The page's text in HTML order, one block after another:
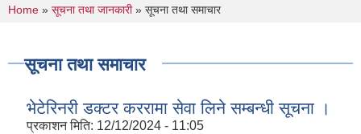
You are here
Home » सूचना तथा जानकारी» सूचना तथा समाचार
सूचना तथा समाचार
भेटेरिनरी डक्टर कररामा सेवा लिने सम्बन्धी सूचना ।
प्रकाशन मिति: 12/12/2024 - 11:05